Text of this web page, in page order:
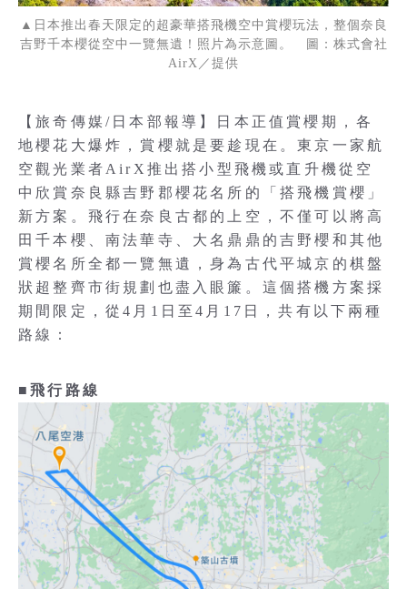
▲日本推出春天限定的超豪華搭飛機空中賞櫻玩法，整個奈良
吉野千本櫻從空中一覽無遺！照片為示意圖。 圖：株式會社
AirX／提供
【旅奇傳媒/日本部報導】日本正值賞櫻期，各
地櫻花大爆炸，賞櫻就是要趁現在。東京一家航
空觀光業者AirX推出搭小型飛機或直升機從空
中欣賞奈良縣吉野郡櫻花名所的「搭飛機賞櫻」
新方案。飛行在奈良古都的上空，不僅可以將高
田千本櫻、南法華寺、大名鼎鼎的吉野櫻和其他
賞櫻名所全都一覽無遺，身為古代平城京的棋盤
狀超整齊市街規劃也盡入眼簾。這個搭機方案採
期間限定，從4月1日至4月17日，共有以下兩種
路線：
■飛行路線